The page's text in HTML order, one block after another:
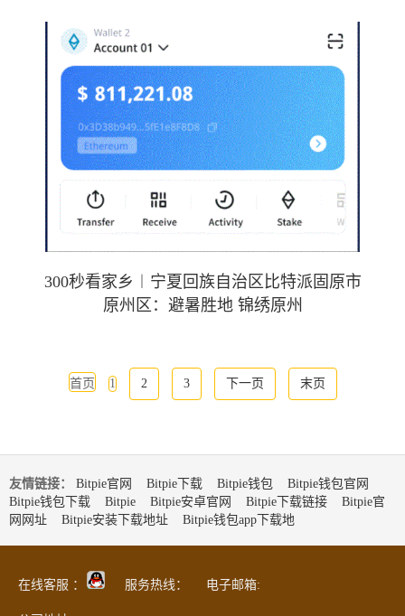
300秒看家乡︱宁夏回族自治区比特派固原市
原州区：避暑胜地 锦绣原州
首页 1 2 3 下一页 末页
友情链接： Bitpie官网 Bitpie下载 Bitpie钱包
Bitpie钱包官网
Bitpie钱包下载
Bitpie Bitpie安卓官网 Bitpie下载链接
Bitpie官
网网址
Bitpie安装下载地址 Bitpie钱包app下载地
在线客服 ： 服务热线： 电子邮箱: